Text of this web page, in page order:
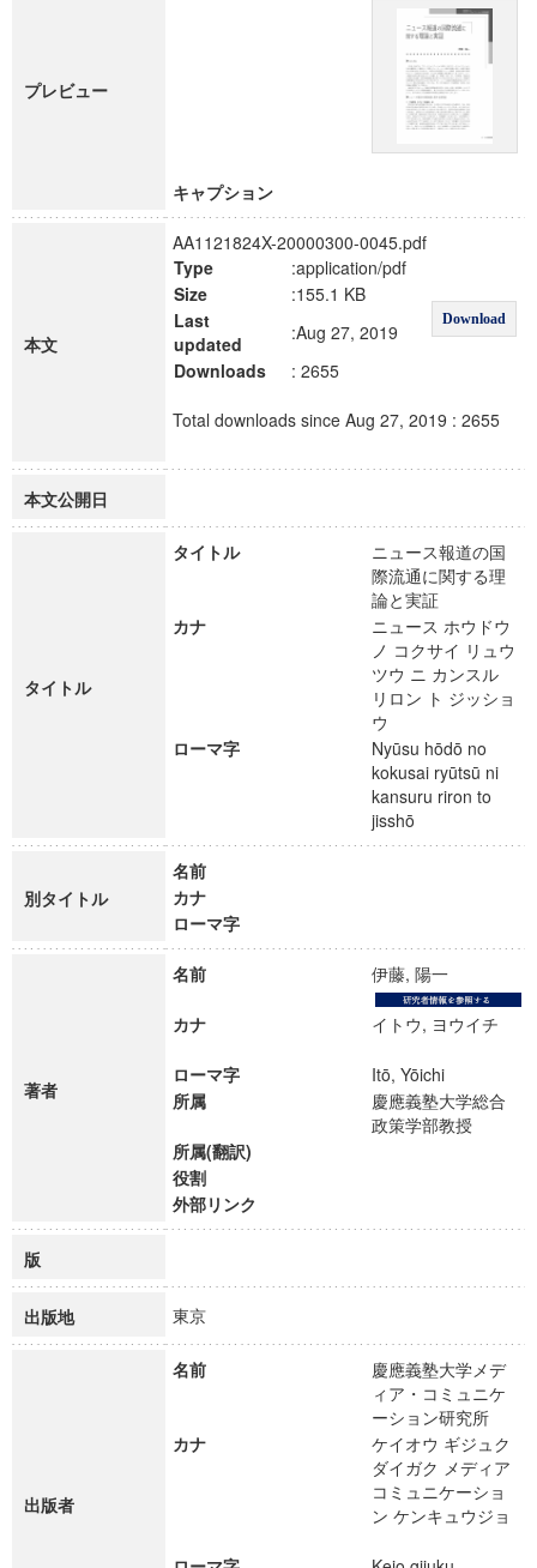
プレビュー
キャプション
本文
AA1121824X-20000300-0045.pdf
Type
:application/pdf
Download
Size
:155.1 KB
Last
updated
:Aug 27, 2019
Downloads
: 2655
Total downloads since Aug 27, 2019 : 2655
本文公開日
タイトル
タイトル
ニュース報道の国
際流通に関する理
論と実証
カナ
ニュース ホウドウ
ノ コクサイ リュウ
ツウ ニ カンスル
リロン ト ジッショ
ウ
ローマ字
Nyūsu hōdō no
kokusai ryūtsū ni
kansuru riron to
jisshō
別タイトル
名前
カナ
ローマ字
著者
名前 伊藤, 陽一
カナ イトウ, ヨウイチ
ローマ字
Itō, Yōichi
所属
慶應義塾大学総合
政策学部教授
所属(翻訳)
役割
外部リンク
版
出版地 東京
出版者
名前
慶應義塾大学メデ
ィア・コミュニケ
ーション研究所
カナ
ケイオウ ギジュク
ダイガク メディア
コミュニケーショ
ン ケンキュウジョ